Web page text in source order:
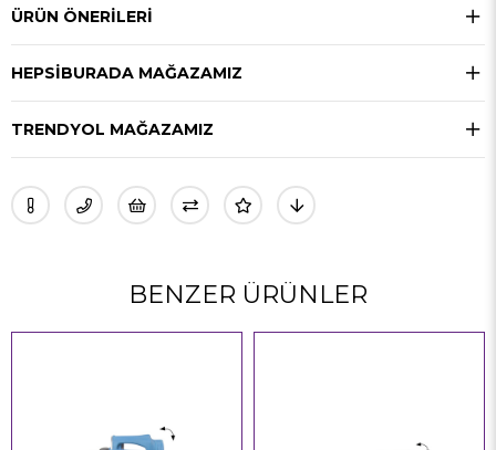
ÜRÜN ÖNERILERI
HEPSIBURADA MAĞAZAMIZ
TRENDYOL MAĞAZAMIZ
BENZER ÜRÜNLER